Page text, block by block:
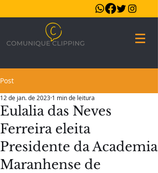
Post
Eulalia das Neves
Ferreira eleita
Presidente da Academia
Maranhense de
12 de jan. de 2023 1 min de leitura